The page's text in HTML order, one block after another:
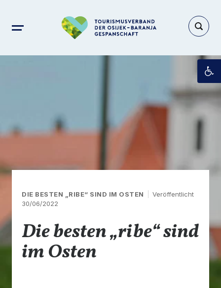
DIE BESTEN „RIBE“ SIND IM OSTEN
Veröffentlicht
30/06/2022
Die besten „ribe“ sind
im Osten